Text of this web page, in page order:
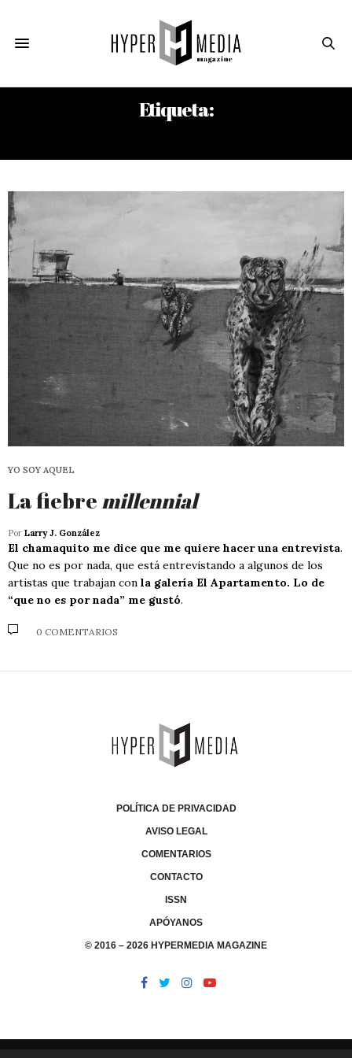
Etiqueta:
YO SOY AQUEL
La fiebremillennial
Por Larry J. González
El chamaquito me dice que me quiere hacer una entrevista.
Que no es por nada, que está entrevistando a algunos de los
artistas que trabajan con la galería El Apartamento. Lo de
“que no es por nada” me gustó.
0 COMENTARIOS
POLÍTICA DE PRIVACIDAD
AVISO LEGAL
COMENTARIOS
CONTACTO
ISSN
APÓYANOS
© 2016 – 2026 HYPERMEDIA MAGAZINE